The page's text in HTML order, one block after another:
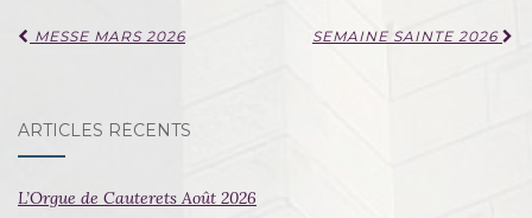
Navigation
MESSE MARS 2026 SEMAINE SAINTE 2026
ARTICLES RÉCENTS
L’Orgue de Cauterets Août 2026